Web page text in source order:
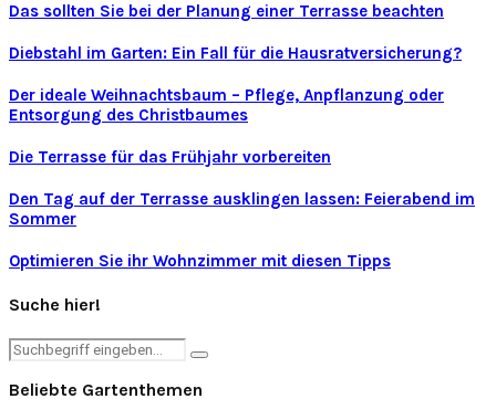
Das sollten Sie bei der Planung einer Terrasse beachten
Diebstahl im Garten: Ein Fall für die Hausratversicherung?
Der ideale Weihnachtsbaum – Pflege, Anpflanzung oder
Entsorgung des Christbaumes
Die Terrasse für das Frühjahr vorbereiten
Den Tag auf der Terrasse ausklingen lassen: Feierabend im
Sommer
Optimieren Sie ihr Wohnzimmer mit diesen Tipps
Suche hier!
Search
Search
Beliebte Gartenthemen